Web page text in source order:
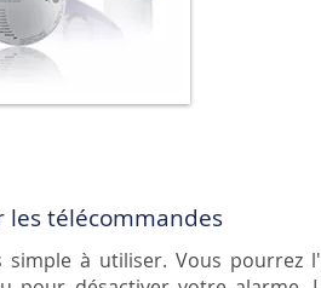
télécommandes
simple à utiliser. Vous pourrez